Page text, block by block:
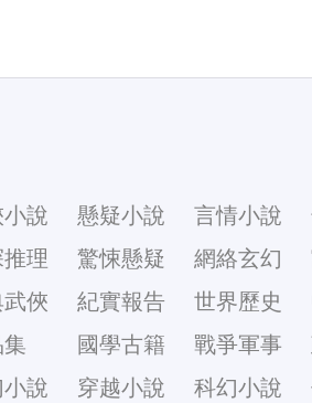
說 懸疑小說 言情小說
理 驚悚懸疑 網絡玄幻
俠 紀實報告 世界歷史
國學古籍 戰爭軍事
說 穿越小說 科幻小說